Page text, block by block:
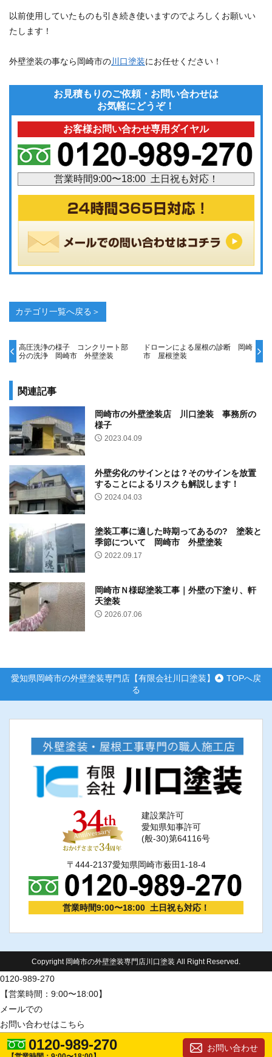
以前使用していたものも引き続き使いますのでよろしくお願いい
たします！
外壁塗装の事なら岡崎市の川口塗装にお任せください！
お見積もりのご依頼・お問い合わせは
お気軽にどうぞ！
お客様お問い合わせ専用ダイヤル
営業時間9:00〜18:00 土日祝も対応！
カテゴリ一覧へ戻る＞
高圧洗浄の様子 コンクリート部
分の洗浄 岡崎市 外壁塗装
ドローンによる屋根の診断 岡崎
市 屋根塗装
関連記事
岡崎市の外壁塗装店 川口塗装 事務所の
様子
2023.04.09
外壁劣化のサインとは？そのサインを放置
することによるリスクも解説します！
2024.04.03
塗装工事に適した時期ってあるの? 塗装と
季節について 岡崎市 外壁塗装
2022.09.17
岡崎市Ｎ様邸塗装工事｜外壁の下塗り、軒
天塗装
2026.07.06
愛知県岡崎市の外壁塗装専門店【有限会社川口塗装】
TOPへ戻
る
建設業許可
愛知県知事許可
(般-30)第64116号
〒444-2137愛知県岡崎市薮田1-18-4
営業時間9:00〜18:00 土日祝も対応！
Copyright 岡崎市の外壁塗装専門店川口塗装 All Right Reserved.
0120-989-270 お問い合わせ
0120-989-270
【営業時間：9:00〜18:00】
メールでの
お問い合わせはこちら